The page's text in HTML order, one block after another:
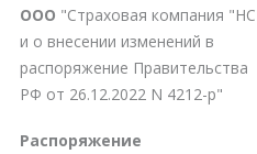
ООО "Страховая компания
и о внесении изменений в
распоряжение Правительства
РФ от 26.12.2022 N 4212-р"
Распоряжение